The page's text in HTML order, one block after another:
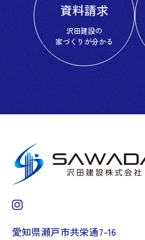
資料請求
沢田建設の
家づくりが分かる
愛知県瀬戸市共栄通7-16